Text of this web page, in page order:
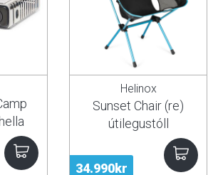
34.990kr
Helinox
Sunset Chair (re)
útilegustóll